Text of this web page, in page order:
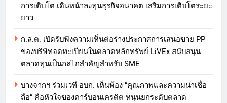
การเติบโต เดินหน้าลงทุนธุรกิจอนาคต เสริมการเติบโตระยะ
ยาว
ก.ล.ต. เปิดรับฟังความเห็นต่อร่างประกาศการเสนอขาย PP
ของบริษัทจดทะเบียนในตลาดหลักทรัพย์ LiVEx สนับสนุน
ตลาดทุนเป็นกลไกสำคัญสำหรับ SME
บางจากฯ ร่วมเวที อบก. เห็นพ้อง “คุณภาพและความน่าเชื่อ
ถือ” คือหัวใจของคาร์บอนเครดิต หนุนยกระดับตลาด